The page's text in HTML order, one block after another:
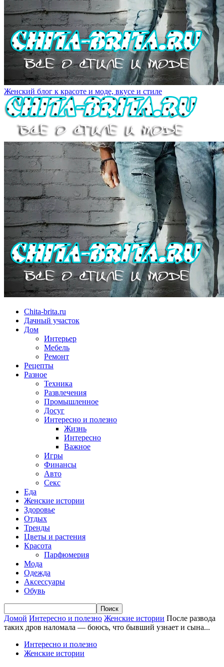
Женский блог к красоте и моде, вкусе и стиле
Chita-brita.ru
Дачный участок
Дом
Интерьер
Мебель
Ремонт
Рецепты
Разное
Техника
Развлечения
Промышленное
Досуг
Интересно и полезно
Жизнь
Интересно
Важное
Игры
Финансы
Авто
Секс
Еда
Женские истории
Здоровье
Отдых
Тренды
Цветы и растения
Красота
Парфюмерия
Мода
Одежда
Аксессуары
Обувь
Домой Интересно и полезно Женские истории После развода
таких дров наломала — боюсь, что бывший узнает и сына...
Интересно и полезно
Женские истории